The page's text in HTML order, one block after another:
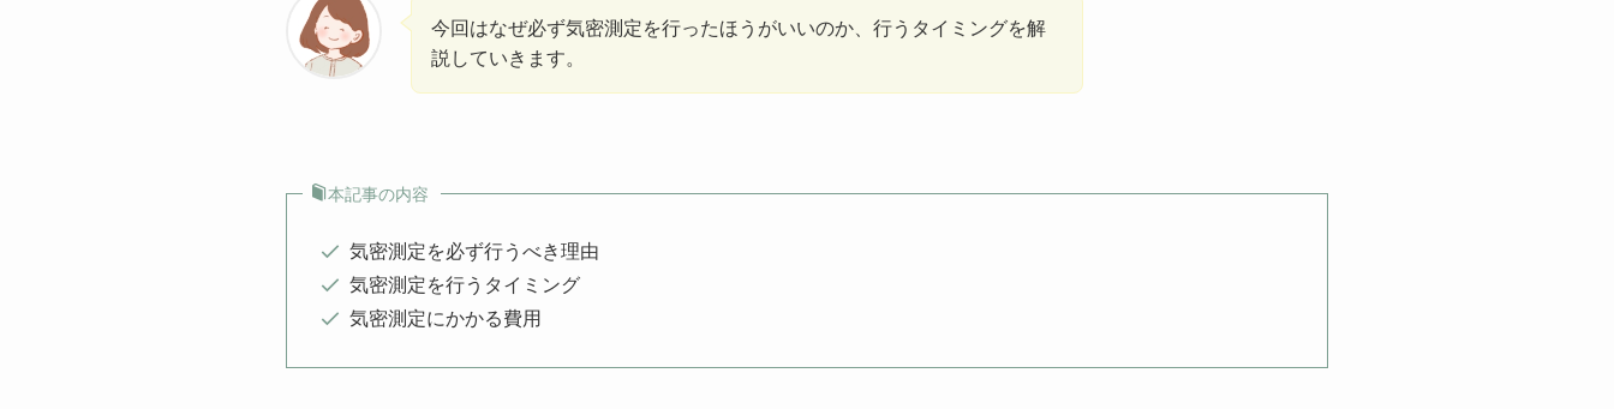
今回はなぜ必ず気密測定を行ったほうがいいのか、行うタイミングを解
説していきます。
本記事の内容
気密測定を必ず行うべき理由
気密測定を行うタイミング
気密測定にかかる費用